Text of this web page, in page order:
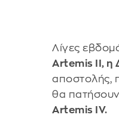
Λίγες
Artemis II, η
αποστολής,
θα
Artemis IV.